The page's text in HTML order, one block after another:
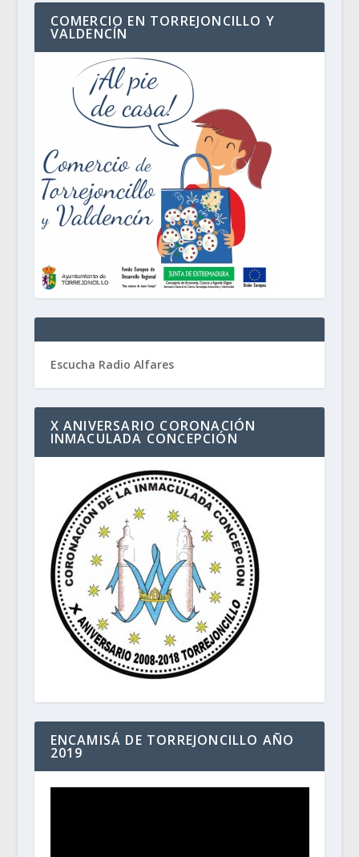
COMERCIO EN TORREJONCILLO Y
VALDENCÍN
Escucha Radio Alfares
X ANIVERSARIO CORONACIÓN
INMACULADA CONCEPCIÓN
ENCAMISÁ DE TORREJONCILLO AÑO
2019